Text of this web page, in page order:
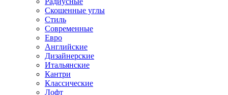
Скошенные углы
Стиль
Современные
Евро
Английские
Дизайнерские
Итальянские
Кантри
Классические
Лофт